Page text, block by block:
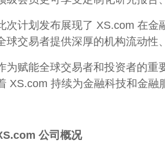
次计划发布展现了 XS.com 在
球交易者提供深厚的机构流动性
为赋能全球交易者和投资者的重
XS.com 持续为金融科技和金融
公司概况